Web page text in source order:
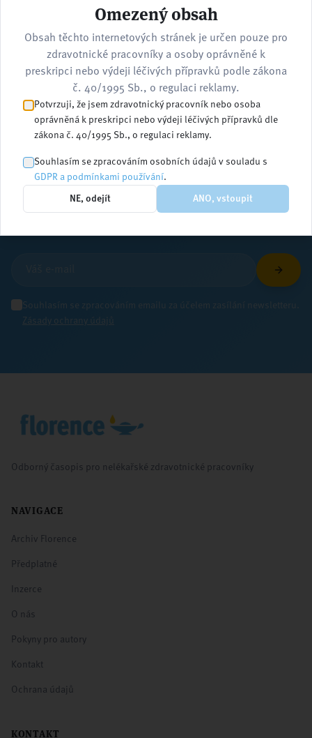
Zůstaňte v obraze
Přihlaste se k odběru newsletteru a dostávejte
Souhlasím se zpracováním emailu za účelem zasílání newsletteru.
Zásady ochrany údajů
Odborný časopis pro nelékařské zdravotnické pracovníky
NAVIGACE
Archiv Florence
Předplatné
Inzerce
O nás
Pokyny pro autory
Kontakt
Ochrana údajů
KONTAKT
Omezený obsah
Obsah těchto internetových stránek je určen pouze pro
zdravotnické pracovníky a osoby oprávněné k
preskripci nebo výdeji léčivých přípravků podle zákona
č. 40/1995 Sb., o regulaci reklamy.
Potvrzuji, že jsem zdravotnický pracovník nebo osoba
oprávněná k preskripci nebo výdeji léčivých přípravků dle
zákona č. 40/1995 Sb., o regulaci reklamy.
Souhlasím se zpracováním osobních údajů v souladu s
GDPR a podmínkami používání.
NE, odejít ANO, vstoupit